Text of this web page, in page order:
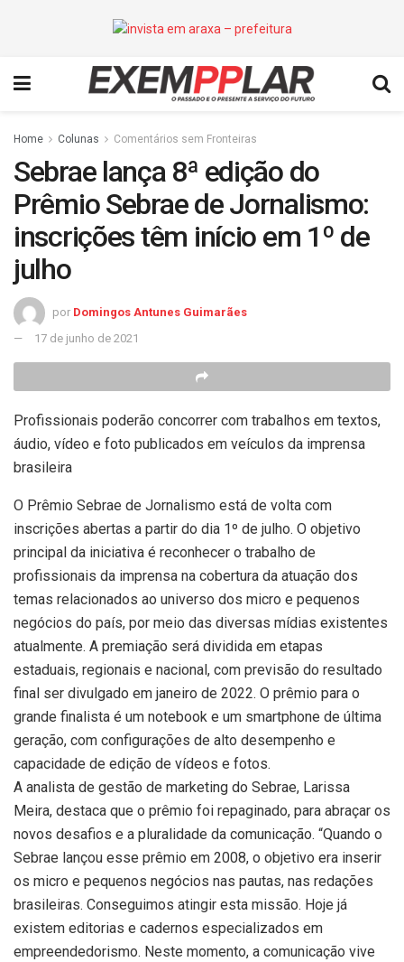
Home Colunas Comentários sem Fronteiras
Sebrae lança 8ª edição do
Prêmio Sebrae de Jornalismo:
inscrições têm início em 1º de
julho
por Domingos Antunes Guimarães
17 de junho de 2021
Profissionais poderão concorrer com trabalhos em textos,
áudio, vídeo e foto publicados em veículos da imprensa
brasileira
O Prêmio Sebrae de Jornalismo está de volta com
inscrições abertas a partir do dia 1º de julho. O objetivo
principal da iniciativa é reconhecer o trabalho de
profissionais da imprensa na cobertura da atuação dos
temas relacionados ao universo dos micro e pequenos
negócios do país, por meio das diversas mídias existentes
atualmente. A premiação será dividida em etapas
estaduais, regionais e nacional, com previsão do resultado
final ser divulgado em janeiro de 2022. O prêmio para o
grande finalista é um notebook e um smartphone de última
geração, com configurações de alto desempenho e
capacidade de edição de vídeos e fotos.
A analista de gestão de marketing do Sebrae, Larissa
Meira, destaca que o prêmio foi repaginado, para abraçar os
novos desafios e a pluralidade da comunicação. “Quando o
Sebrae lançou esse prêmio em 2008, o objetivo era inserir
os micro e pequenos negócios nas pautas, nas redações
brasileiras. Conseguimos atingir esta missão. Hoje já
existem editorias e cadernos especializados em
empreendedorismo. Neste momento, a comunicação vive